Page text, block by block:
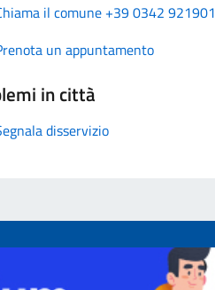
il comune +39 0342 921901
un appuntamento
in città
disservizio